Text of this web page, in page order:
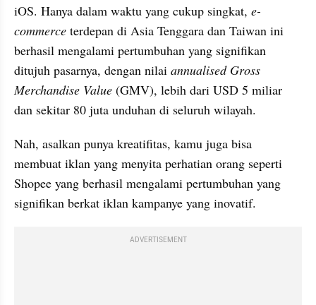
iOS. Hanya dalam waktu yang cukup singkat, e-
commerce terdepan di Asia Tenggara dan Taiwan ini
berhasil mengalami pertumbuhan yang signifikan
ditujuh pasarnya, dengan nilai annualised Gross
Merchandise Value (GMV), lebih dari USD 5 miliar
dan sekitar 80 juta unduhan ​di seluruh wilayah.
Nah, asalkan punya kreatifitas, kamu juga bisa
membuat iklan yang menyita perhatian orang seperti
Shopee yang berhasil mengalami pertumbuhan yang
signifikan berkat iklan kampanye yang inovatif.
ADVERTISEMENT